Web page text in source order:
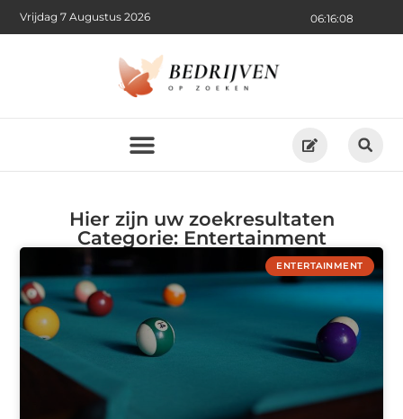
06:16:09
Vrijdag 7 Augustus 2026
Hier zijn uw zoekresultaten
Categorie: Entertainment
ENTERTAINMENT